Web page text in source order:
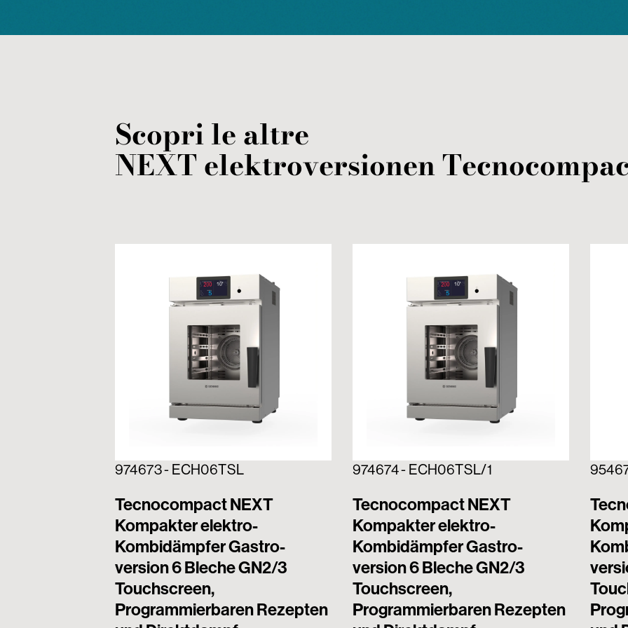
Scopri le altre
NEXTelektroversionen
974673 - ECH06TSL
Tecnocompact NEXT
Kompakter elektro-
Kombidämpfer Gastro-
version 6 Bleche GN2/3
Touchscreen,
Programmierbaren Rezepten
974674 - ECH06TSL/1
Tecnocompact NEXT
Kompakter elektro-
Kombidämpfer Gastro-
version 6 Bleche GN2/3
Touchscreen,
Programmierbaren Rezepten